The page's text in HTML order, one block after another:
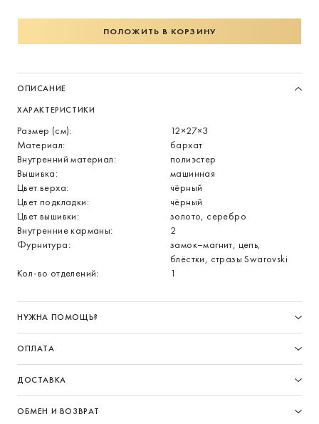
ПОЛОЖИТЬ В КОРЗИНУ
ОПИСАНИЕ
ХАРАКТЕРИСТИКИ
Размер (см):
12×27×3
Материал:
бархат
Внутренний материал:
полиэстер
Вышивка:
машинная
Цвет верха:
чёрный
Цвет подкладки:
чёрный
Цвет вышивки:
золото, серебро
Внутренние карманы:
2
Фурнитура:
замок–магнит, цепь,
блёстки, стразы Swarovski
Кол-во отделений:
1
НУЖНА ПОМОЩЬ?
ОПЛАТА
ДОСТАВКА
ОБМЕН И ВОЗВРАТ